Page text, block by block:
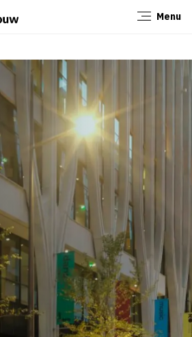
Menu
Sluiten